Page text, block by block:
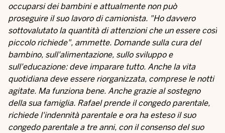
occuparsi dei bambini e attualmente non può
proseguire il suo lavoro di camionista. "Ho davvero
sottovalutato la quantità di attenzioni che un essere così
piccolo richiede", ammette. Domande sulla cura del
bambino, sull'alimentazione, sullo sviluppo e
sull'educazione: deve imparare tutto. Anche la vita
quotidiana deve essere riorganizzata, comprese le notti
agitate. Ma funziona bene. Anche grazie al sostegno
della sua famiglia. Rafael prende il congedo parentale,
richiede l'indennità parentale e ora ha esteso il suo
congedo parentale a tre anni, con il consenso del suo